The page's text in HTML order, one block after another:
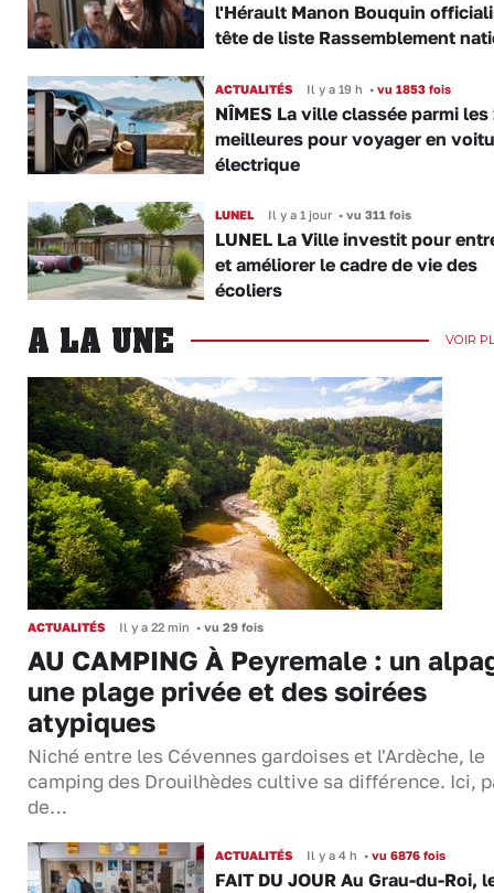
l'Hérault Manon Bouquin
tête de liste Rassemblement
ACTUALITÉS Il y a 19 h •vu 1853 fois
NÎMES La ville classée parmi les
meilleures pour voyager en
électrique
LUNEL Il y a 1 jour •vu 311 fois
LUNEL La Ville investit pour
et améliorer le cadre de vie des
écoliers
A LA UNE VOIR
ACTUALITÉS Il y a 22 min • vu 29 fois
AU CAMPING À Peyremale : un
une plage privée et des soirées
atypiques
Niché entre les Cévennes gardoises et l'Ardèche, le
camping des Drouilhèdes cultive sa différence. Ici,
de…
ACTUALITÉS Il y a 4 h •vu 6876 fois
FAIT DU JOUR Au Grau-du-Roi,